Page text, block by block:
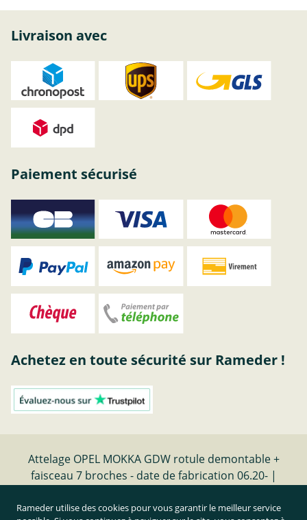
Livraison avec
Paiement sécurisé
Achetez en toute sécurité sur Rameder !
Attelage OPEL MOKKA GDW rotule demontable +
faisceau 7 broches - date de fabrication 06.20- |
Rameder utilise des cookies pour vous garantir le meilleur service